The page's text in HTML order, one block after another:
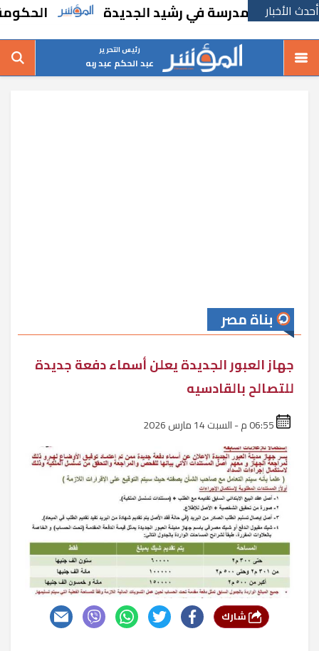
أحدث الأخبارمدرسة في رشيد الجديدة الحكومة تقر
رئيس التحرير
عبد الحكم عبد ربه
بناة مصر
جهاز العبور الجديدة يعلن أسماء دفعة جديدة
للتصالح بالقادسيه